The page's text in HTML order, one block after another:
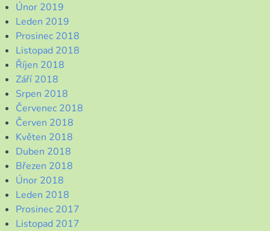
Únor 2019
Leden 2019
Prosinec 2018
Listopad 2018
Říjen 2018
Září 2018
Srpen 2018
Červenec 2018
Červen 2018
Květen 2018
Duben 2018
Březen 2018
Únor 2018
Leden 2018
Prosinec 2017
Listopad 2017